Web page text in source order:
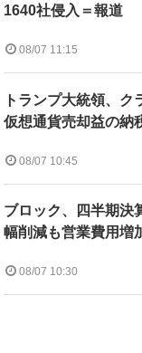
1640社侵入＝報道
08/07 11:15
トランプ大統領、ク
仮想通貨売却益の納
08/07 10:45
ブロック、四半期
幅削減も営業費用増
08/07 10:30